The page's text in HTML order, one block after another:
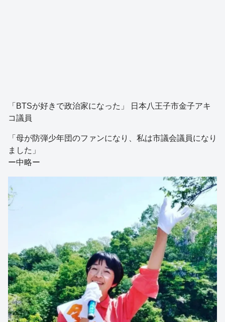
「BTSが好きで政治家になった」 日本八王子市金子アキ
コ議員
「母が防弾少年団のファンになり、私は市議会議員になり
ました」
ー中略ー